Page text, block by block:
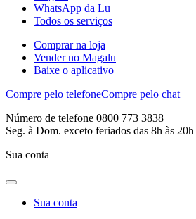
WhatsApp da Lu
Todos os serviços
Comprar na loja
Vender no Magalu
Baixe o aplicativo
Compre pelo telefoneCompre pelo chat
Número de telefone 0800 773 3838
Seg. à Dom. exceto feriados das 8h às 20h
Sua conta
Sua conta